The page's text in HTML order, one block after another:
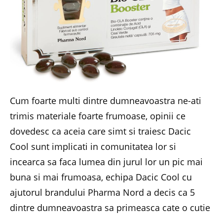
Cum foarte multi dintre dumneavoastra ne-ati
trimis materiale foarte frumoase, opinii ce
dovedesc ca aceia care simt si traiesc Dacic
Cool sunt implicati in comunitatea lor si
incearca sa faca lumea din jurul lor un pic mai
buna si mai frumoasa, echipa Dacic Cool cu
ajutorul brandului Pharma Nord a decis ca 5
dintre dumneavoastra sa primeasca cate o cutie